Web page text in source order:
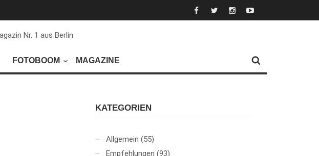
FOTOBOOM MAGAZINE
KATEGORIEN
Allgemein (55)
Empfehlungen (93)